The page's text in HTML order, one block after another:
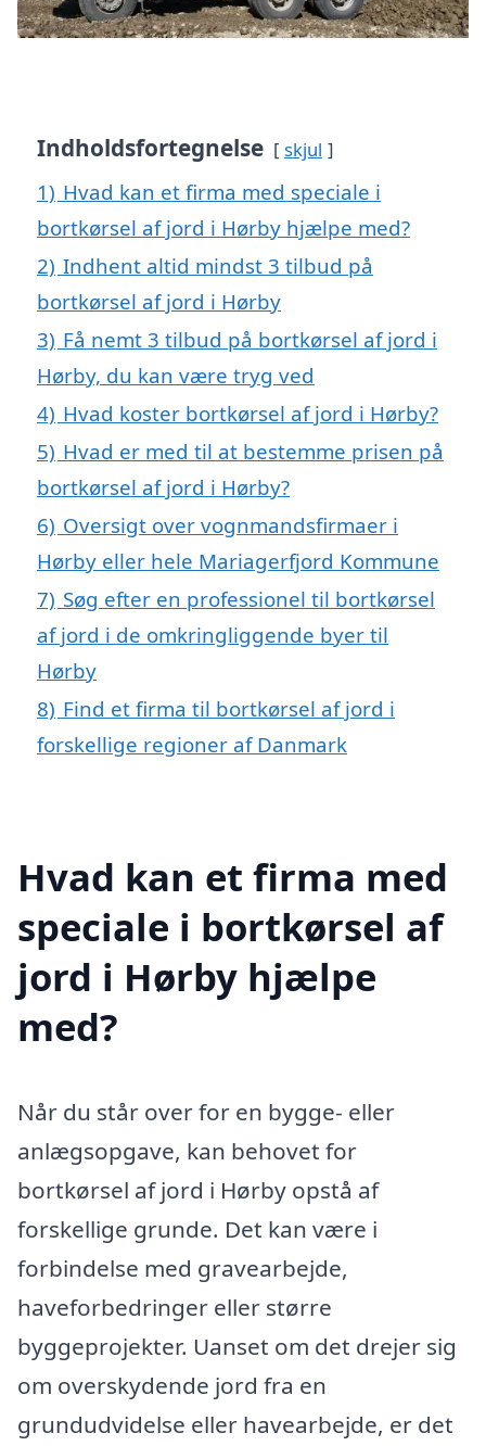
Indholdsfortegnelse skjul
1) Hvad kan et firma med speciale i
bortkørsel af jord i Hørby hjælpe med?
2) Indhent altid mindst 3 tilbud på
bortkørsel af jord i Hørby
3) Få nemt 3 tilbud på bortkørsel af jord i
Hørby, du kan være tryg ved
4) Hvad koster bortkørsel af jord i Hørby?
5) Hvad er med til at bestemme prisen på
bortkørsel af jord i Hørby?
6) Oversigt over vognmandsfirmaer i
Hørby eller hele Mariagerfjord Kommune
7) Søg efter en professionel til bortkørsel
af jord i de omkringliggende byer til
Hørby
8) Find et firma til bortkørsel af jord i
forskellige regioner af Danmark
Hvad kan et firma med
speciale i bortkørsel af
jord i Hørby hjælpe
med?
Når du står over for en bygge- eller
anlægsopgave, kan behovet for
bortkørsel af jord i Hørby opstå af
forskellige grunde. Det kan være i
forbindelse med gravearbejde,
haveforbedringer eller større
byggeprojekter. Uanset om det drejer sig
om overskydende jord fra en
grundudvidelse eller havearbejde, er det